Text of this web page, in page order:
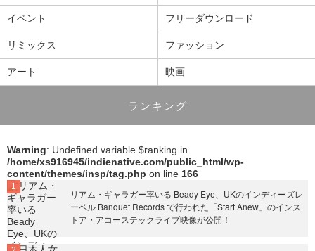
イベント フリーダウンロード
リミックス ファッション
アート 映画
ランキング
Warning: Undefined variable $ranking in
/home/xs916945/indienative.com/public_html/wp-
content/themes/insp/tag.php on line 166
リアム・ギャラガー率いる Beady Eye、UKのインディーズレ
ーベル Banquet Records で行われた「Start Anew」のインス
トア・アコーステックライブ映像が公開！